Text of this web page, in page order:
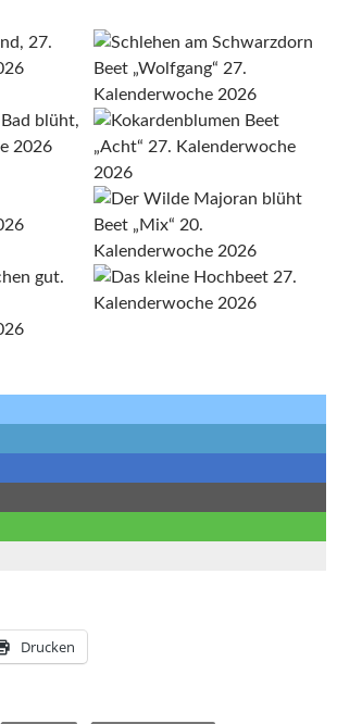
Drucken